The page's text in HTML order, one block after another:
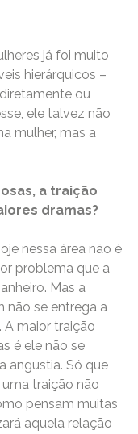
já foi muito
hierárquicos –
ou
ele talvez não
mulher, mas a
a traição
dramas?
nessa área não é
problema que a
Mas a
não se entrega a
A maior traição
é ele não se
angustia. Só que
traição não
pensam muitas
aquela relação